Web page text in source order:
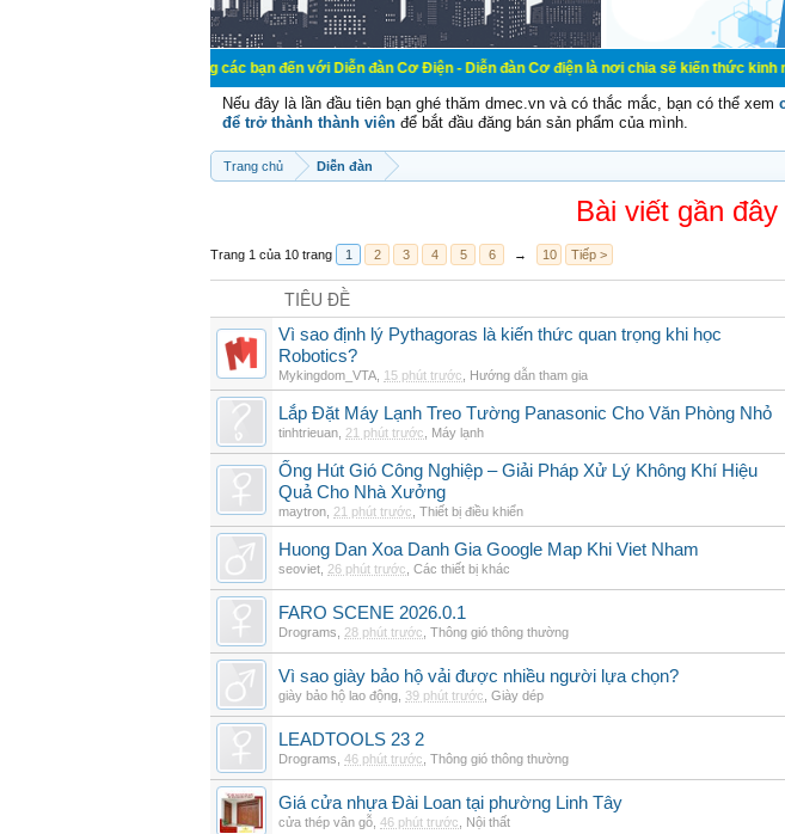
Chào mừng các bạn đến với Diễn đàn Cơ Điện - Diễn đàn Cơ điện là nơi chia sẽ kiến thức kinh nghiệm
Nếu đây là lần đầu tiên bạn ghé thăm dmec.vn và có thắc mắc, bạn có thể xem
để trở thành thành viên để bắt đầu đăng bán sản phẩm của mình.
Trang chủ Diễn đàn
Bài viết gần đây
Trang 1 của 10 trang 1 2 3 4 5 6 → 10 Tiếp >
TIÊU ĐỀ
Vì sao định lý Pythagoras là kiến thức quan trọng khi học
Robotics?
Mykingdom_VTA 15 phút trước Hướng dẫn tham gia
Lắp Đặt Máy Lạnh Treo Tường Panasonic Cho Văn Phòng Nhỏ
tinhtrieuan 21 phút trước Máy lạnh
Ống Hút Gió Công Nghiệp – Giải Pháp Xử Lý Không Khí Hiệu
Quả Cho Nhà Xưởng
maytron 21 phút trước Thiết bị điều khiển
Huong Dan Xoa Danh Gia Google Map Khi Viet Nham
seoviet 26 phút trước Các thiết bị khác
FARO SCENE 2026.0.1
Drograms 28 phút trước Thông gió thông thường
Vì sao giày bảo hộ vải được nhiều người lựa chọn?
giày bảo hộ lao động 39 phút trước Giày dép
LEADTOOLS 23 2
Drograms 46 phút trước Thông gió thông thường
Giá cửa nhựa Đài Loan tại phường Linh Tây
cửa thép vân gỗ 46 phút trước Nội thất